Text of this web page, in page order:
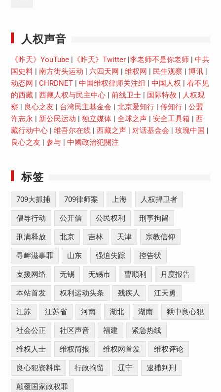
人权声音
《昨天》YouTube| 《昨天》Twitter| 李老师不是你老师| 中共
国史料| 南方街头运动 六四天网 维权网 民生观察 博讯|
动态网
CHRDNET| 中国维权律师关注组 中国人权
看不见
的西藏| 西藏人权与民主中心| 前线卫士| 国际特赦
人权观
察
良心之友 台湾民主基金会 北京爱知行| 传知行| 公盟
许志永
新公民运动 独立媒体| 全球之声| 安全工具箱
西
藏行动中心| 维吾尔在线| 西藏之声| 对话基金会 玫瑰中国
良心之友
参与| 中國政治犯關注
标签
709大抓捕 709律师案 上海 人权捍卫者
倡导行动 公开信 公民权利 刑事拘留
刑满释放 北京 吉林 天津 宗教信仰
寻衅滋事罪 山东 强迫失踪 控告状
支援网络 无锡 无锡市 曹顺利 月度报告
本站首发 权利运动头条 残疾人 江天勇
江苏 江苏省 河南 湖北 湖南 狱中良心犯
社会公正 社区声音 福建 紧急热线
维权人士 维权简报 维权网首发 维权评论
良心犯资料库 行政拘留 辽宁 逮捕判刑
颠覆国家政权罪